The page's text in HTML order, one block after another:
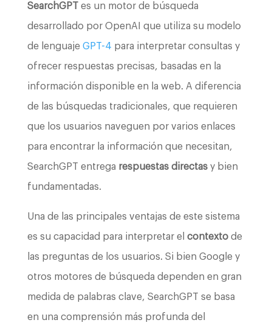
SearchGPT es un motor de búsqueda
desarrollado por OpenAI que utiliza su modelo
de lenguaje GPT-4 para interpretar consultas y
ofrecer respuestas precisas, basadas en la
información disponible en la web. A diferencia
de las búsquedas tradicionales, que requieren
que los usuarios naveguen por varios enlaces
para encontrar la información que necesitan,
SearchGPT entrega respuestas directasy bien
fundamentadas.
Una de las principales ventajas de este sistema
es su capacidad para interpretar el contextode
las preguntas de los usuarios. Si bien Google y
otros motores de búsqueda dependen en gran
medida de palabras clave, SearchGPT se basa
en una comprensión más profunda del